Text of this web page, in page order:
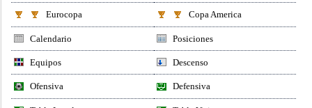
Eurocopa Copa America
Calendario Posiciones
Equipos Descenso
Ofensiva Defensiva